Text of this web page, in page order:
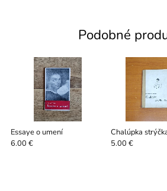
Podobné
Essaye o umení
6.00 €
Chalúpka
5.00 €